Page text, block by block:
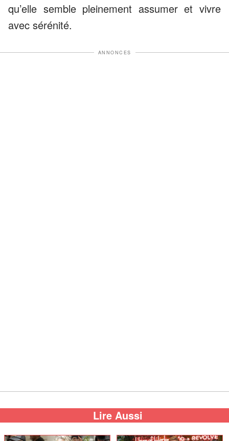
qu’elle semble pleinement assumer et vivre
avec sérénité.
ANNONCES
Lire Aussi